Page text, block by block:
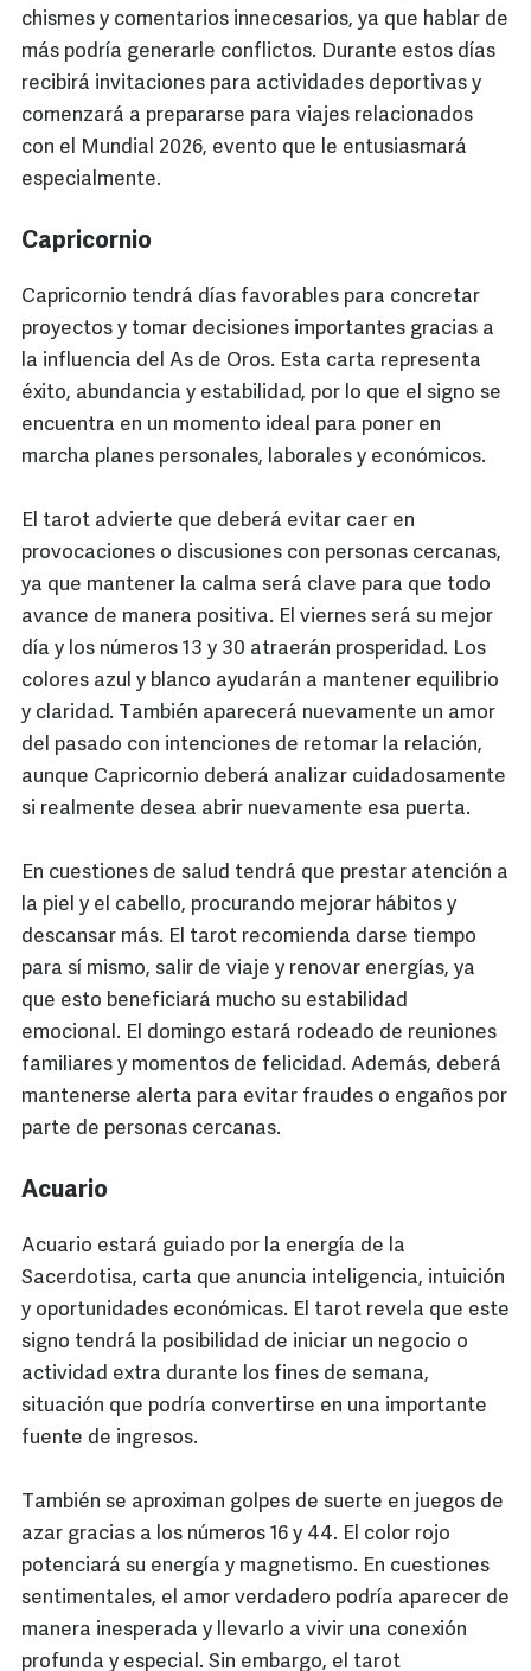
chismes y comentarios innecesarios, ya que hablar de
más podría generarle conflictos. Durante estos días
recibirá invitaciones para actividades deportivas y
comenzará a prepararse para viajes relacionados
con el Mundial 2026, evento que le entusiasmará
especialmente.
Capricornio
Capricornio tendrá días favorables para concretar
proyectos y tomar decisiones importantes gracias a
la influencia del As de Oros. Esta carta representa
éxito, abundancia y estabilidad, por lo que el signo se
encuentra en un momento ideal para poner en
marcha planes personales, laborales y económicos.
El tarot advierte que deberá evitar caer en
provocaciones o discusiones con personas cercanas,
ya que mantener la calma será clave para que todo
avance de manera positiva. El viernes será su mejor
día y los números 13 y 30 atraerán prosperidad. Los
colores azul y blanco ayudarán a mantener equilibrio
y claridad. También aparecerá nuevamente un amor
del pasado con intenciones de retomar la relación,
aunque Capricornio deberá analizar cuidadosamente
si realmente desea abrir nuevamente esa puerta.
En cuestiones de salud tendrá que prestar atención a
la piel y el cabello, procurando mejorar hábitos y
descansar más. El tarot recomienda darse tiempo
para sí mismo, salir de viaje y renovar energías, ya
que esto beneficiará mucho su estabilidad
emocional. El domingo estará rodeado de reuniones
familiares y momentos de felicidad. Además, deberá
mantenerse alerta para evitar fraudes o engaños por
parte de personas cercanas.
Acuario
Acuario estará guiado por la energía de la
Sacerdotisa, carta que anuncia inteligencia, intuición
y oportunidades económicas. El tarot revela que este
signo tendrá la posibilidad de iniciar un negocio o
actividad extra durante los fines de semana,
situación que podría convertirse en una importante
fuente de ingresos.
También se aproximan golpes de suerte en juegos de
azar gracias a los números 16 y 44. El color rojo
potenciará su energía y magnetismo. En cuestiones
sentimentales, el amor verdadero podría aparecer de
manera inesperada y llevarlo a vivir una conexión
profunda y especial. Sin embargo, el tarot